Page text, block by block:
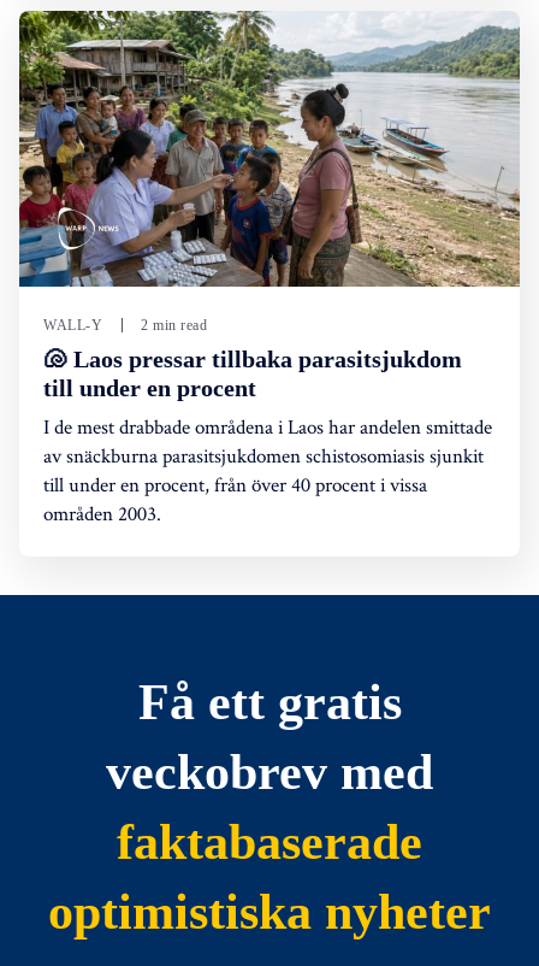
WALL-Y 2 min read
🐚 Laos pressar tillbaka parasitsjukdom
till under en procent
I de mest drabbade områdena i Laos har andelen smittade
av snäckburna parasitsjukdomen schistosomiasis sjunkit
till under en procent, från över 40 procent i vissa
områden 2003.
Få ett gratis
veckobrev med
faktabaserade
optimistiska nyheter